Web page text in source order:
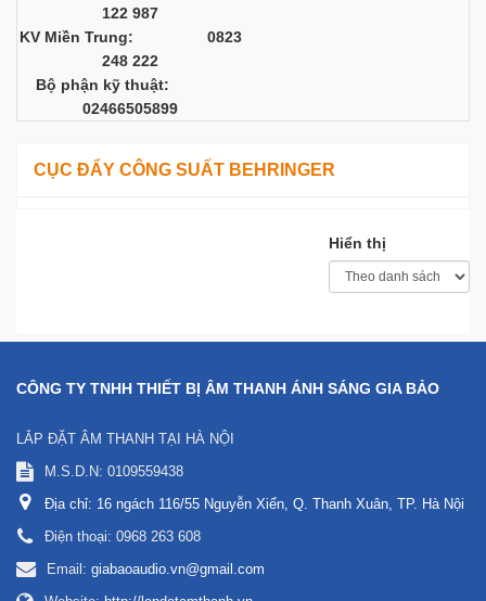
122 987
KV Miền Trung: 0823
248 222
Bộ phận kỹ thuật:
02466505899
CỤC ĐẨY CÔNG SUẤT BEHRINGER
Hiển thị
CÔNG TY TNHH THIẾT BỊ ÂM THANH ÁNH SÁNG GIA BẢO
LẮP ĐẶT ÂM THANH TẠI HÀ NỘI
M.S.D.N: 0109559438
Địa chỉ: 16 ngách 116/55 Nguyễn Xiển, Q. Thanh Xuân, TP. Hà Nội
Điện thoại: 0968 263 608
Email: giabaoaudio.vn@gmail.com